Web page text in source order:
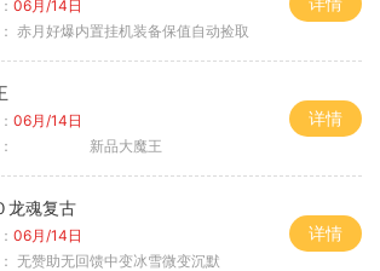
06月/14日
赤月好爆内置挂机装备保值自动捡取
06月/14日
新品大魔王
详情
龙魂复古
06月/14日
无赞助无回馈中变冰雪微变沉默
详情